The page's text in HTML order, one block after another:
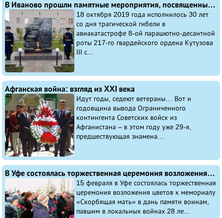
В Иваново прошли памятные мероприятия, посвященные трагической гибели 8-ой парашютно-десантной роты 217-го гвардейского полка ВДВ
18 октября 2019 года исполнилось 30 лет
со дня трагической гибели в
авиакатастрофе 8-ой парашютно-десантной
роты 217-го гвардейского ордена Кутузова
III с...
Афганская война: взгляд из XXI века
Идут годы, седеют ветераны… Вот и
годовщина вывода Ограниченного
контингента Советских войск из
Афганистана – в этом году уже 29-я,
предшествующая знамена...
В Уфе состоялась​ торжественная церемония возложения цветов к мемориалу «Скорбящая мать»
15 февраля в Уфе состоялась торжественная
церемония возложения цветов к мемориалу
«Скорбящая мать» в дань памяти воинам,
павшим в локальных войнах 28 ле...